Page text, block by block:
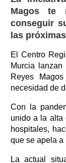
Magos te
conseguir
las
El Centro
Murcia
Reyes
necesidad de
Con la
unido a la alta
hospitales,
que se apela a
La actual